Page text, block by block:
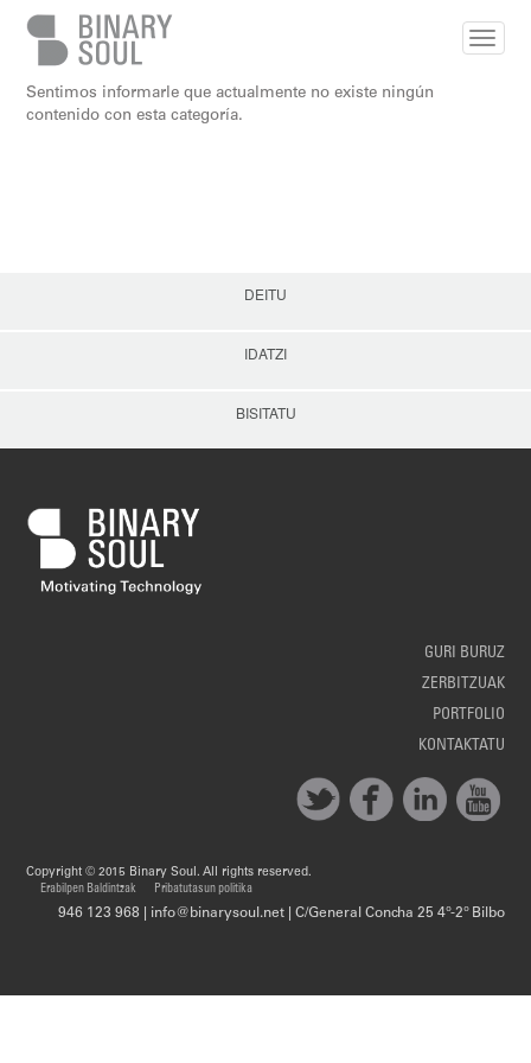
Skip to main content
Sentimos informarle que actualmente no existe ningún
contenido con esta categoría.
DEITU
IDATZI
BISITATU
GURI BURUZ
ZERBITZUAK
PORTFOLIO
KONTAKTATU
Copyright © 2015 Binary Soul. All rights reserved.
Erabilpen Baldintzak
Pribatutasun politika
946 123 968 | info@binarysoul.net | C/General Concha 25 4º-2º Bilbo